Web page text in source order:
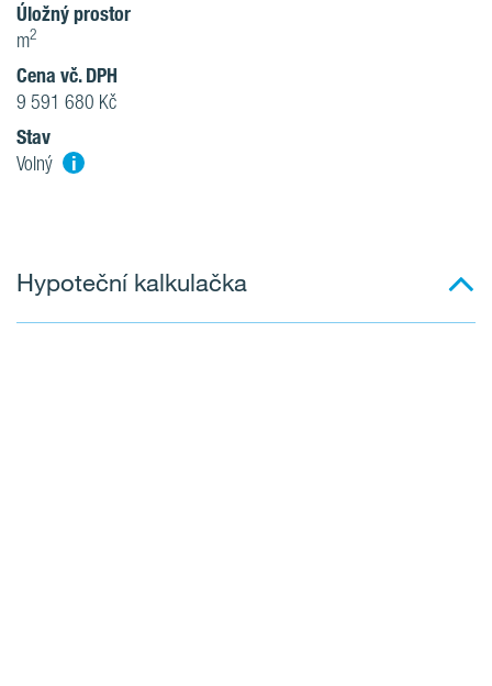
Úložný prostor
m2
Cena vč. DPH
9 591 680 Kč
Stav
Volný i
Hypoteční kalkulačka